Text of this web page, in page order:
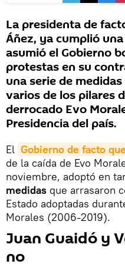
La presidenta de
Áñez, ya cumplió
asumió el Gobierno
protestas en su
una serie de
varios de los pilares
derrocado Evo
Presidencia del país.
El Gobierno de facto
de la caída de Evo
noviembre, adoptó en
medidas que arrasaron
Estado adoptadas
Morales (2006-2019).
Juan Guaidó y
no